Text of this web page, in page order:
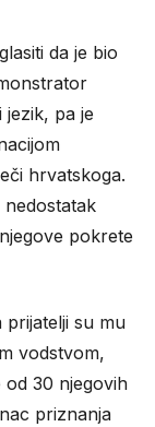
da je bio
pa je
hrvatskoga.
pokrete
su mu
vodstvom,
30 njegovih
priznanja